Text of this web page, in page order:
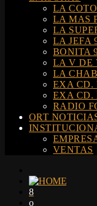
LA
LA MAS
LA
LA JEFA
BONITA
LA V DE
LA
EXA CD.
EXA CD.
RADIO
ORT
VENTAS